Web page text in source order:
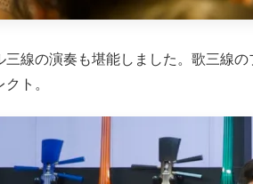
三線の演奏も堪能しました。歌三線
ト。